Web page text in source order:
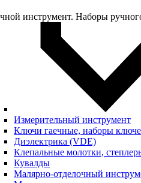
инструмент. Наборы
Измерительный инструмент
Ключи гаечные, наборы
Диэлектрика (VDE)
Клепальные молотки,
Кувалды
Малярно-отделочный